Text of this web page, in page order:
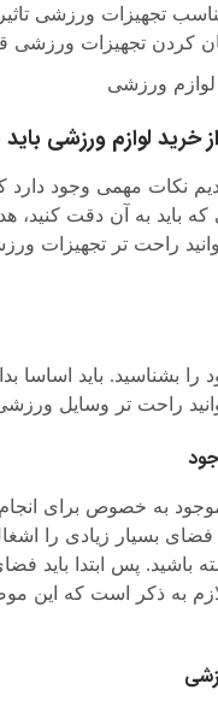
مناسب تجهیزات ورزشی
کردن تجهیزات ورزشی
لوازم ورزشی باید
نکات مهمی وجود دارد
که باید به آن دقت
راحت تر تجهیزات
خود را بشناسید. باید
راحت تر وسایل
به خصوص برای انجام
بسیار زیادی را
باشید. پس ابتدا باید
لازم به ذکر است که